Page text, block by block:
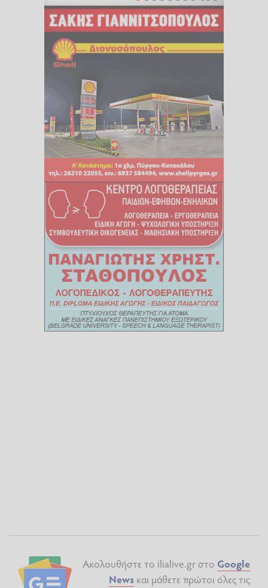
Ακολουθήστε το ilialive.gr στο Google
News και μάθετε πρώτοι όλες τις